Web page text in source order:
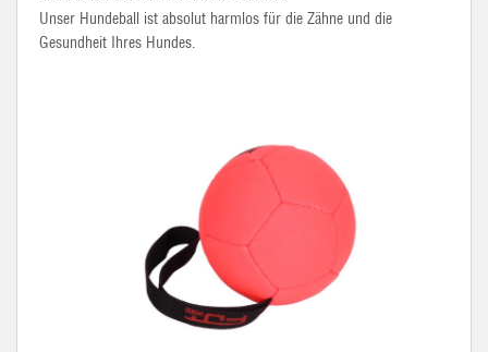
Unser Hundeball ist absolut harmlos für die Zähne und die
Gesundheit Ihres Hundes.